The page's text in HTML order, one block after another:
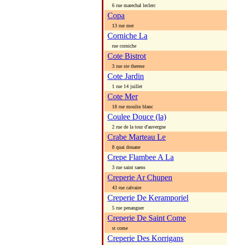
6 rue marechal leclerc
Copa
13 rue mer
Corniche La
rue corniche
Cote Bistrot
3 rue ste therese
Cote Jardin
1 rue 14 juillet
Cote Mer
18 rue moulin blanc
Coulee Douce (la)
2 rue de la tour d'auvergne
Crabe Marteau Le
8 quai douane
Crepe Flambee A La
3 rue saint saens
Creperie Ar Chupen
43 rue calvaire
Creperie De Keramporiel
5 rue penanguer
Creperie De Saint Come
st come
Creperie Des Korrigans